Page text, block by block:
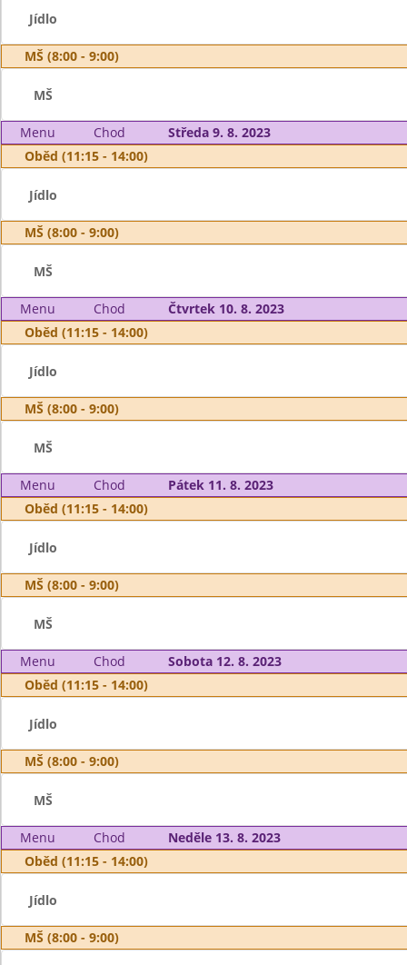
Jídlo
MŠ (8:00 - 9:00)
MŠ
Menu Chod
Středa 9. 8. 2023
Oběd (11:15 - 14:00)
Jídlo
MŠ (8:00 - 9:00)
MŠ
Menu Chod
Čtvrtek 10. 8. 2023
Oběd (11:15 - 14:00)
Jídlo
MŠ (8:00 - 9:00)
MŠ
Menu Chod
Pátek 11. 8. 2023
Oběd (11:15 - 14:00)
Jídlo
MŠ (8:00 - 9:00)
MŠ
Menu Chod
Sobota 12. 8. 2023
Oběd (11:15 - 14:00)
Jídlo
MŠ (8:00 - 9:00)
MŠ
Menu Chod
Neděle 13. 8. 2023
Oběd (11:15 - 14:00)
Jídlo
MŠ (8:00 - 9:00)